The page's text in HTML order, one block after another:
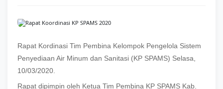
Rapat Kordinasi Tim Pembina Kelompok Pengelola Sistem
Penyediaan Air Minum dan Sanitasi (KP SPAMS) Selasa,
10/03/2020.
Rapat dipimpin oleh Ketua Tim Pembina KP SPAMS Kab.